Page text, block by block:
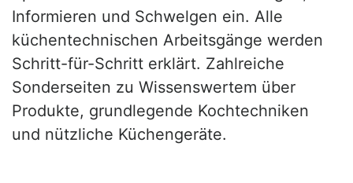
Informieren und Schwelgen ein. Alle
küchentechnischen Arbeitsgänge werden
Schritt-für-Schritt erklärt. Zahlreiche
Sonderseiten zu Wissenswertem über
Produkte, grundlegende Kochtechniken
und nützliche Küchengeräte.